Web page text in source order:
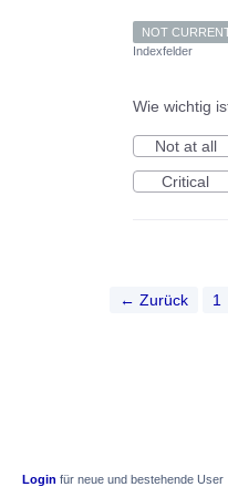
NOT
Indexfelder
Wie wichtig
Not at all
Critical
← Zurück 1
Login für neue und bestehende User